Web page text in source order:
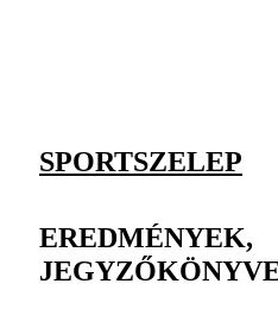
SPORTSZELEP
EREDMÉNYEK,